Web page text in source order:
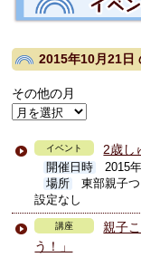
2015年10月21日
その他の月
イベント 2歳し
開催日時
2015
場所
東部親子
設定なし
講座
親子
う！」